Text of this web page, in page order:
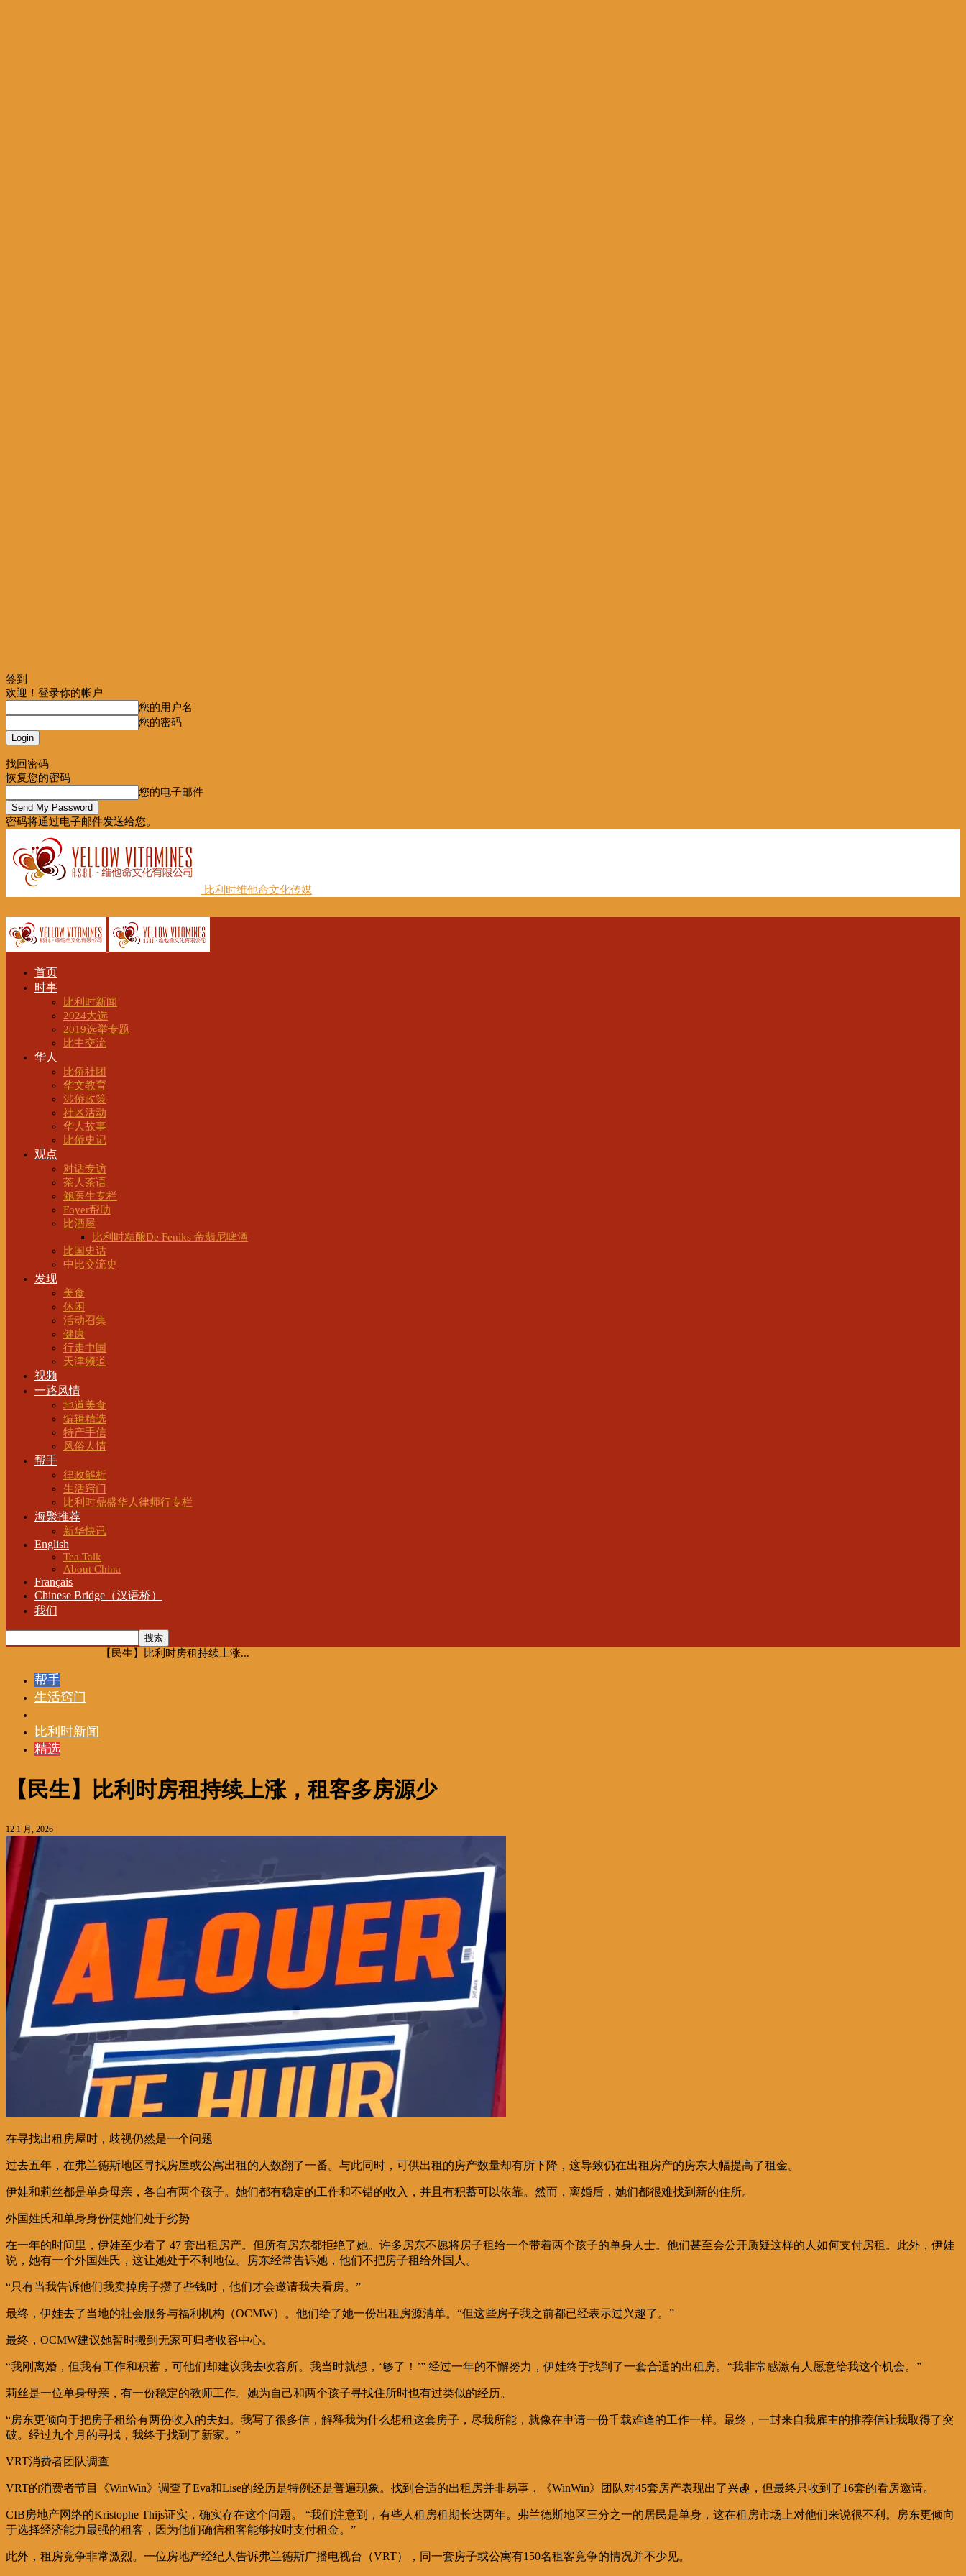
签到
欢迎！登录你的帐户
您的用户名
您的密码
找回密码
恢复您的密码
您的电子邮件
密码将通过电子邮件发送给您。
比利时维他命文化传媒
首页
时事
比利时新闻
2024大选
2019选举专题
比中交流
华人
比侨社团
华文教育
涉侨政策
社区活动
华人故事
比侨史记
观点
对话专访
茶人茶语
鲍医生专栏
Foyer帮助
比酒屋
比利时精酿De Feniks 帝翡尼啤酒
比国史话
中比交流史
发现
美食
休闲
活动召集
健康
行走中国
天津频道
视频
一路风情
地道美食
编辑精选
特产手信
风俗人情
帮手
律政解析
生活窍门
比利时鼎盛华人律师行专栏
海聚推荐
新华快讯
English
Tea Talk
About China
Français
Chinese Bridge（汉语桥）
我们
【民生】比利时房租持续上涨...
帮手
生活窍门
比利时新闻
精选
【民生】比利时房租持续上涨，租客多房源少
12 1 月, 2026
在寻找出租房屋时，歧视仍然是一个问题
过去五年，在弗兰德斯地区寻找房屋或公寓出租的人数翻了一番。与此同时，可供出租的房产数量却有所下降，这导致仍在出租房产的房东大幅提高了租金。
伊娃和莉丝都是单身母亲，各自有两个孩子。她们都有稳定的工作和不错的收入，并且有积蓄可以依靠。然而，离婚后，她们都很难找到新的住所。
外国姓氏和单身身份使她们处于劣势
在一年的时间里，伊娃至少看了 47 套出租房产。但所有房东都拒绝了她。许多房东不愿将房子租给一个带着两个孩子的单身人士。他们甚至会公开质疑这样的人如何支付房租。此外，伊娃
说，她有一个外国姓氏，这让她处于不利地位。房东经常告诉她，他们不把房子租给外国人。
“只有当我告诉他们我卖掉房子攒了些钱时，他们才会邀请我去看房。”
最终，伊娃去了当地的社会服务与福利机构（OCMW）。他们给了她一份出租房源清单。“但这些房子我之前都已经表示过兴趣了。”
最终，OCMW建议她暂时搬到无家可归者收容中心。
“我刚离婚，但我有工作和积蓄，可他们却建议我去收容所。我当时就想，‘够了！’” 经过一年的不懈努力，伊娃终于找到了一套合适的出租房。“我非常感激有人愿意给我这个机会。”
莉丝是一位单身母亲，有一份稳定的教师工作。她为自己和两个孩子寻找住所时也有过类似的经历。
“房东更倾向于把房子租给有两份收入的夫妇。我写了很多信，解释我为什么想租这套房子，尽我所能，就像在申请一份千载难逢的工作一样。最终，一封来自我雇主的推荐信让我取得了突
破。经过九个月的寻找，我终于找到了新家。”
VRT消费者团队调查
VRT的消费者节目《WinWin》调查了Eva和Lise的经历是特例还是普遍现象。找到合适的出租房并非易事，《WinWin》团队对45套房产表现出了兴趣，但最终只收到了16套的看房邀请。
CIB房地产网络的Kristophe Thijs证实，确实存在这个问题。 “我们注意到，有些人租房租期长达两年。弗兰德斯地区三分之一的居民是单身，这在租房市场上对他们来说很不利。房东更倾向
于选择经济能力最强的租客，因为他们确信租客能够按时支付租金。”
此外，租房竞争非常激烈。一位房地产经纪人告诉弗兰德斯广播电视台（VRT），同一套房子或公寓有150名租客竞争的情况并不少见。